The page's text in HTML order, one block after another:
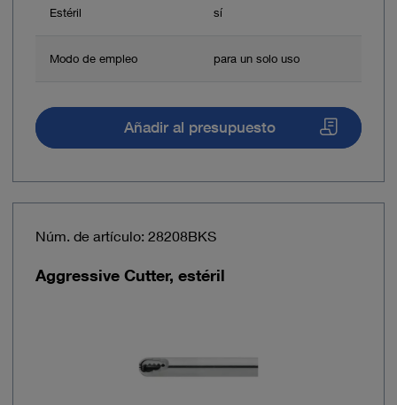
Estéril sí
Modo de empleo para un solo uso
Añadir al presupuesto
Núm. de artículo: 28208BKS
Aggressive Cutter, estéril